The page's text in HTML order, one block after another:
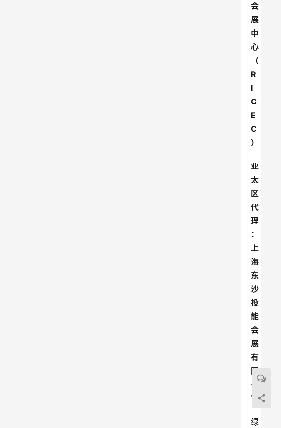
会
展
中
心
（
R
I
C
E
C
）
亚
太
区
代
理
：
上
海
东
沙
投
能
会
展
有
限
公
司
绿